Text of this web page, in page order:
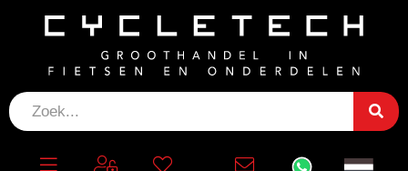
POMPEN